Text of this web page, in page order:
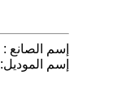
إسم الصانع :
إسم الموديل: